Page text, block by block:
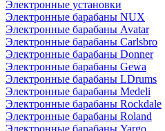
Электронные установки
Электронные барабаны NUX
Электронные барабаны Avatar
Электронные барабаны Carlsbro
Электронные барабаны Donner
Электронные барабаны Gewa
Электронные барабаны LDrums
Электронные барабаны Medeli
Электронные барабаны Rockdale
Электронные барабаны Roland
Электронные барабаны Yargo